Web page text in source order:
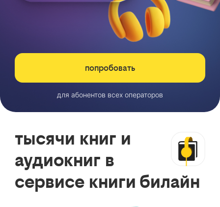
попробовать
для абонентов всех операторов
тысячи книг и
аудиокниг в
сервисе книги билайн